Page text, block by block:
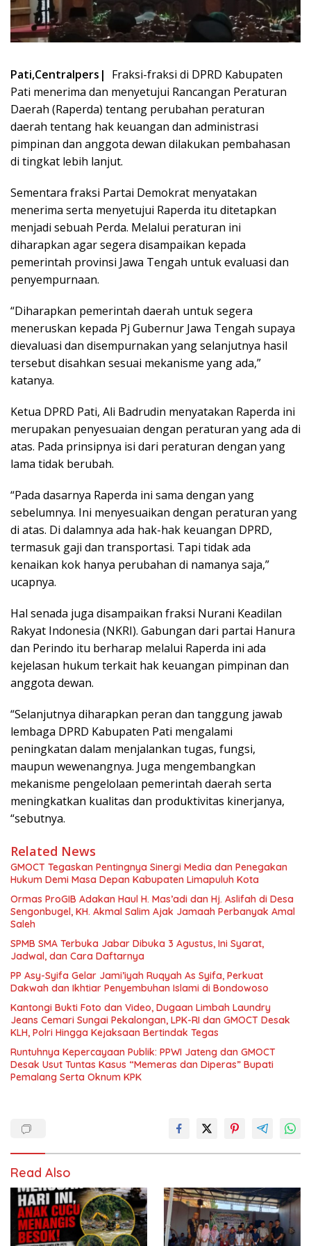
Pati,Centralpers| Fraksi-fraksi di DPRD Kabupaten
Pati menerima dan menyetujui Rancangan Peraturan
Daerah (Raperda) tentang perubahan peraturan
daerah tentang hak keuangan dan administrasi
pimpinan dan anggota dewan dilakukan pembahasan
di tingkat lebih lanjut.
Sementara fraksi Partai Demokrat menyatakan
menerima serta menyetujui Raperda itu ditetapkan
menjadi sebuah Perda. Melalui peraturan ini
diharapkan agar segera disampaikan kepada
pemerintah provinsi Jawa Tengah untuk evaluasi dan
penyempurnaan.
“Diharapkan pemerintah daerah untuk segera
meneruskan kepada Pj Gubernur Jawa Tengah supaya
dievaluasi dan disempurnakan yang selanjutnya hasil
tersebut disahkan sesuai mekanisme yang ada,”
katanya.
Ketua DPRD Pati, Ali Badrudin menyatakan Raperda ini
merupakan penyesuaian dengan peraturan yang ada di
atas. Pada prinsipnya isi dari peraturan dengan yang
lama tidak berubah.
“Pada dasarnya Raperda ini sama dengan yang
sebelumnya. Ini menyesuaikan dengan peraturan yang
di atas. Di dalamnya ada hak-hak keuangan DPRD,
termasuk gaji dan transportasi. Tapi tidak ada
kenaikan kok hanya perubahan di namanya saja,”
ucapnya.
Hal senada juga disampaikan fraksi Nurani Keadilan
Rakyat Indonesia (NKRI). Gabungan dari partai Hanura
dan Perindo itu berharap melalui Raperda ini ada
kejelasan hukum terkait hak keuangan pimpinan dan
anggota dewan.
“Selanjutnya diharapkan peran dan tanggung jawab
lembaga DPRD Kabupaten Pati mengalami
peningkatan dalam menjalankan tugas, fungsi,
maupun wewenangnya. Juga mengembangkan
mekanisme pengelolaan pemerintah daerah serta
meningkatkan kualitas dan produktivitas kinerjanya,
“sebutnya.
Related News
GMOCT Tegaskan Pentingnya Sinergi Media dan Penegakan
Hukum Demi Masa Depan Kabupaten Limapuluh Kota
Ormas ProGIB Adakan Haul H. Mas’adi dan Hj. Aslifah di Desa
Sengonbugel, KH. Akmal Salim Ajak Jamaah Perbanyak Amal
Saleh
SPMB SMA Terbuka Jabar Dibuka 3 Agustus, Ini Syarat,
Jadwal, dan Cara Daftarnya
PP Asy-Syifa Gelar Jami’iyah Ruqyah As Syifa, Perkuat
Dakwah dan Ikhtiar Penyembuhan Islami di Bondowoso
Kantongi Bukti Foto dan Video, Dugaan Limbah Laundry
Jeans Cemari Sungai Pekalongan, LPK-RI dan GMOCT Desak
KLH, Polri Hingga Kejaksaan Bertindak Tegas
Runtuhnya Kepercayaan Publik: PPWI Jateng dan GMOCT
Desak Usut Tuntas Kasus “Memeras dan Diperas” Bupati
Pemalang Serta Oknum KPK
Read Also